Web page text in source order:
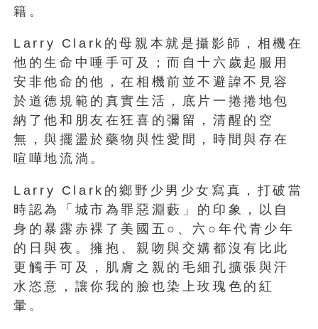
籍。
Larry Clark的母親本就是攝影師，相機在
他的生命中唾手可及；而自十六歲起服用
安非他命的他，在相機前並不避諱不見容
於道德規範的真實生活，底片一捲捲地包
納了他和朋友在狂喜的彌留，清醒的空
無，與擺盪於藥物與性愛間，時間與存在
喧嘩地流淌。
Larry Clark的鄉野少男少女寫真，打破當
時認為「城市為罪惡淵藪」的印象，以自
身的暴露赤裸了美國五○、六○年代青少年
的日與夜。擁抱、親吻與交媾都沒有比此
更觸手可及，肌膚之親的毛細孔擴張與汗
水恣意，讓你我的臉也染上玫瑰色的紅
暈。